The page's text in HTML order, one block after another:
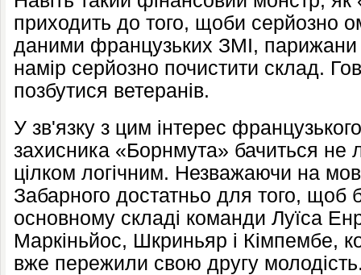
приходить до того, щоби серйозно
даними французьких ЗМІ, парижани
намір серйозно почистити склад.
позбутися ветеранів.
У зв'язку з цим інтерес
захисника «Борнмута» бачиться не
цілком логічним. Незважаючи на
Забарного достатньо для того, щоб
основному складі команди Луїса
Маркіньйос, Шкриньяр і Кімпембе,
вже пережили свою другу